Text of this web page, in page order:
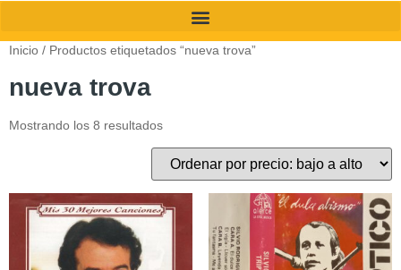
Inicio / Productos etiquetados “nueva trova”
nueva trova
Mostrando los 8 resultados